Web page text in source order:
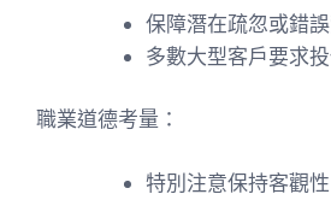
保障潛在疏忽或錯
多數大型客戶要求
職業道德考量：
特別注意保持客觀性